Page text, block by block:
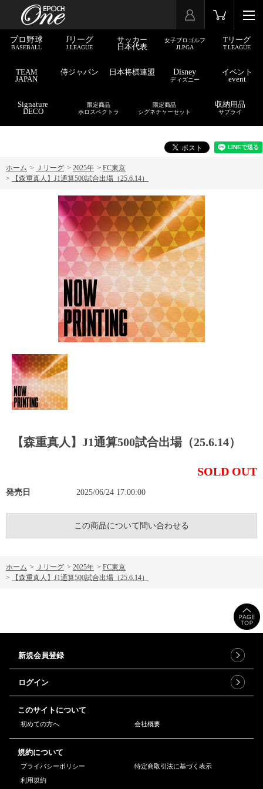
プロ野球
BASEBALL
Jリーグ
J.LEAGUE
サッカー
日本代表
女子プロゴルフ
JLPGA
Tリーグ
T.LEAGUE
TEAM
JAPAN
侍ジャパン 日本将棋連盟 Disney
ディズニー
イベント
event
Signature
DECO
限定商品
ホロスペクトラ
限定商品
シグネチャーセット
収納用品
サプライ
ホーム > Ｊリーグ > 2025年 > FC東京
>
【森重真人】J1通算500試合出場（25.6.14）
【森重真人】J1通算500試合出場（25.6.14）
SOLD OUT
発売日 2025/06/24 17:00:00
この商品について問い合わせる
ホーム > Ｊリーグ > 2025年 > FC東京
>
【森重真人】J1通算500試合出場（25.6.14）
新規会員登録
ログイン
このサイトについて
初めての方へ 会社概要
規約について
プライバシーポリシー
特定商取引法に基づく表示
利用規約